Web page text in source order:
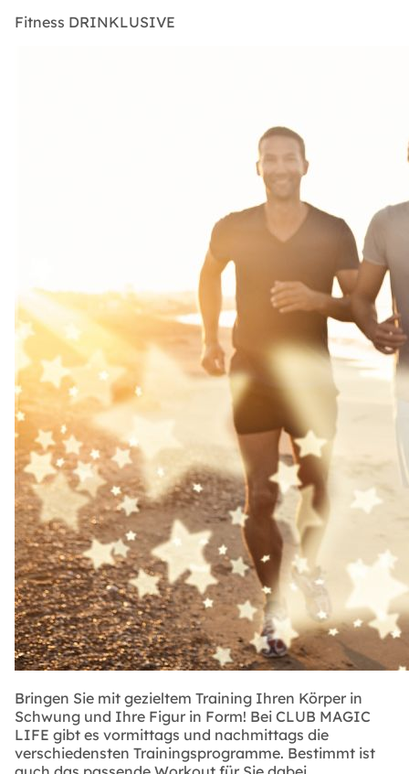
Fitness DRINKLUSIVE
Bringen Sie mit gezieltem Training Ihren Körper in
Schwung und Ihre Figur in Form! Bei CLUB MAGIC
LIFE gibt es vormittags und nachmittags die
verschiedensten Trainingsprogramme. Bestimmt ist